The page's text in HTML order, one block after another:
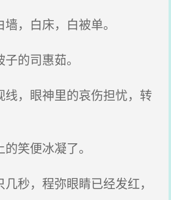
，白床，白被单。
的司惠茹。
，眼神里的哀伤担忧，转
笑便冰凝了。
秒，程弥眼睛已经发红，